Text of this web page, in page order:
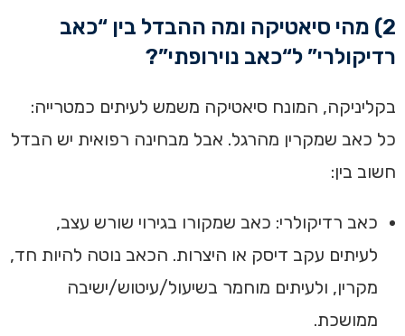
2) מהי סיאטיקה ומה ההבדל בין “כאב
רדיקולרי” ל“כאב נוירופתי”?
בקליניקה, המונח סיאטיקה משמש לעיתים כמטרייה:
כל כאב שמקרין מהרגל. אבל מבחינה רפואית יש הבדל
חשוב בין:
כאב רדיקולרי: כאב שמקורו בגירוי שורש עצב,
לעיתים עקב דיסק או היצרות. הכאב נוטה להיות חד,
מקרין, ולעיתים מוחמר בשיעול/עיטוש/ישיבה
ממושכת.